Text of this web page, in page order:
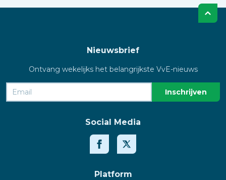
Nieuwsbrief
Ontvang wekelijks het belangrijkste VvE-nieuws
Social Media
Platform